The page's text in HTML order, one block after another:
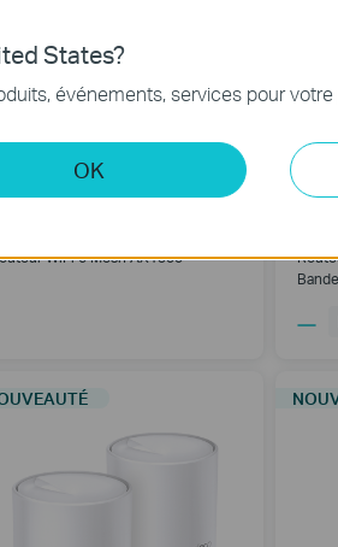
WiFi 6 Mesh AX1500
Bande
States?
événements, services pour votre
OK